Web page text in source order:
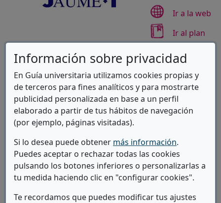
Información sobre privacidad
En Guía universitaria utilizamos cookies propias y
de terceros para fines analíticos y para mostrarte
publicidad personalizada en base a un perfil
elaborado a partir de tus hábitos de navegación
(por ejemplo, páginas visitadas).
Si lo desea puede obtener más información.
Puedes aceptar o rechazar todas las cookies
pulsando los botones inferiores o personalizarlas a
tu medida haciendo clic en "configurar cookies".
Te recordamos que puedes modificar tus ajustes
Ir a la web
Ir al plan
de estudios(Abre
Ver
Campus(abre en
INFORMACIÓN Y RECURSOS